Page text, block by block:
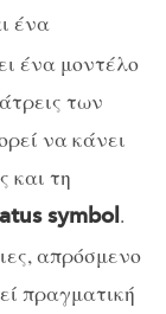
ένα
ένα μοντέλο
των
να κάνει
και τη
symbol.
απρόσμενο
πραγματική